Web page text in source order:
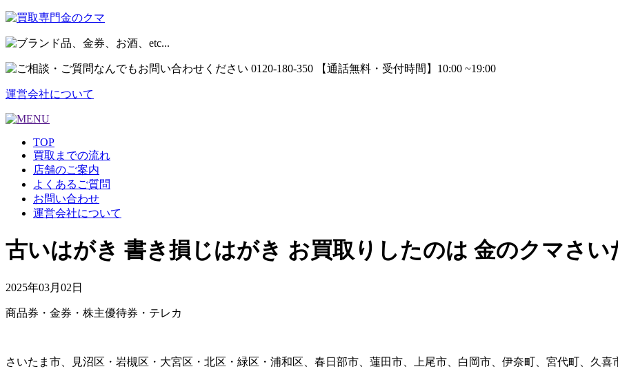
運営会社について
TOP
買取までの流れ
店舗のご案内
よくあるご質問
お問い合わせ
運営会社について
古いはがき 書き損じはがき お買取りしたのは 金のクマさい
2025年03月02日
商品券・金券・株主優待券・テレカ
さいたま市、見沼区・岩槻区・大宮区・北区・緑区・浦和区、春日部市、蓮田市、上尾市、白岡市、伊奈町、宮代町、久喜